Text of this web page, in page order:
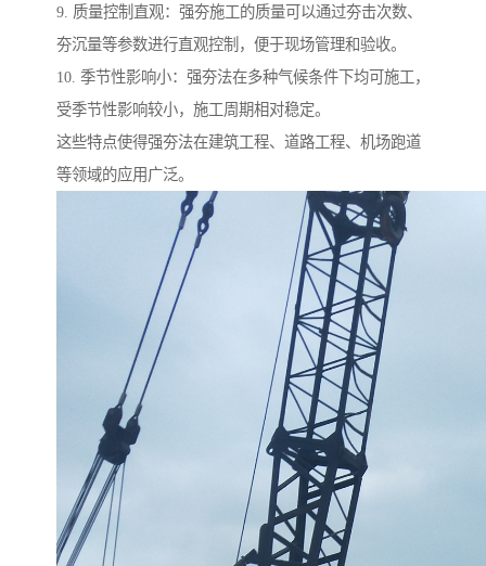
9. 质量控制直观：强夯施工的质量可以通过夯击次数、
夯沉量等参数进行直观控制，便于现场管理和验收。
10. 季节性影响小：强夯法在多种气候条件下均可施工，
受季节性影响较小，施工周期相对稳定。
这些特点使得强夯法在建筑工程、道路工程、机场跑道
等领域的应用广泛。